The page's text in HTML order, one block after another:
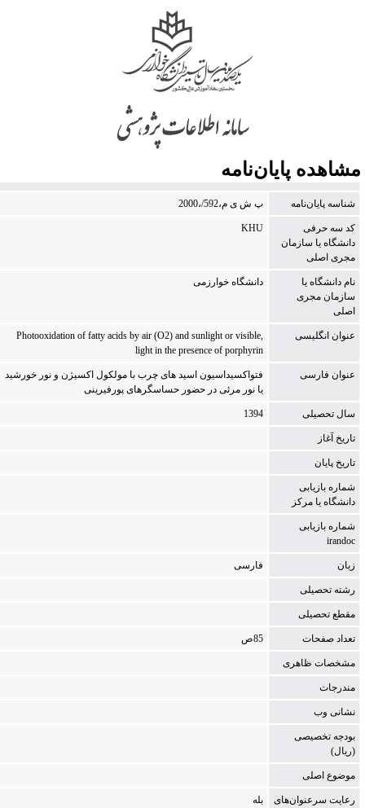
پایان‌نامه
شناسه پایان‌نامه ‭2000،/592،م ی ش پ
كد سه حرفی
دانشگاه یا سازمان
مجری اصلی
KHU
نام دانشگاه یا
سازمان مجری
اصلی
دانشگاه خوارزمی
عنوان انگلیسی
,Photooxidation of fatty acids by air (O2) and sunlight or visible
light in the presence of porphyrin
عنوان فارسی
ف‍ت‍واک‍س‍ی‍داس‍ی‍ون‌ اس‍ی‍د ه‍ای‌ چ‍رب‌ ب‍ا م‍ول‍ک‍ول‌ اک‍س‍ی‍ژن‌ و ن‍ور خ‍ورش‍ی‍د
ی‍ا ن‍ور م‍رئ‍ی‌ در ح‍ض‍ور ح‍س‍اس‍گ‍ره‍ای‌ پ‍ورف‍ی‍ری‍ن‍ی‌
سال تحصیلی 1394
تاریخ آغاز
تاریخ پایان
شماره بازیابی
دانشگاه یا مركز
شماره بازیابی
irandoc
زبان فارسی
رشته تحصیلی
مقطع تحصیلی
تعداد صفحات 85ص‌
مشخصات ظاهری
مندرجات
نشانی وب
بودجه تخصیصی
(ریال)
موضوع اصلی
رعایت سرعنوان‌های
بله